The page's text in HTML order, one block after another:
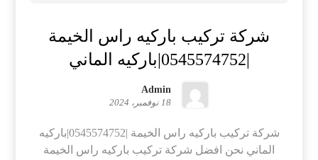
شركة تركيب باركيه راس الخيمة
|0545574752|باركيه الماني
Admin
18 نوفمبر، 2024
شركة تركيب باركيه راس الخيمة |0545574752|باركيه
الماني نحن افضل شركة تركيب باركيه راس الخيمة